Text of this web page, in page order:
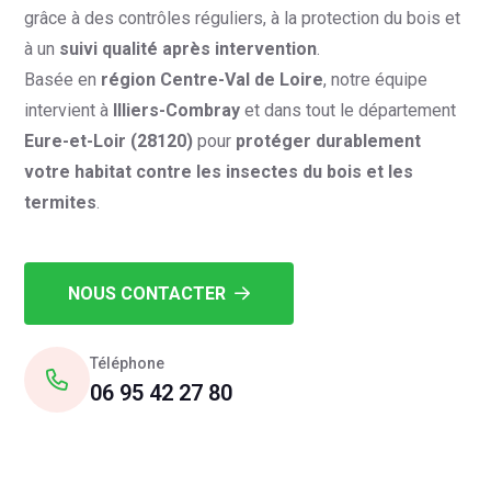
grâce à des contrôles réguliers, à la protection du bois et
à un suivi qualité après intervention.
Basée en région Centre-Val de Loire, notre équipe
intervient à Illiers-Combray et dans tout le département
Eure-et-Loir (28120) pour protéger durablement
votre habitat contre les insectes du bois et les
termites.
NOUS CONTACTER
Téléphone
06 95 42 27 80